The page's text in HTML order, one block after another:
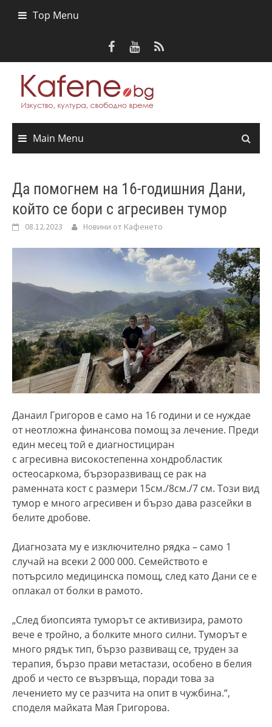
Top Menu
Main Menu
Да помогнем на 16-годишния Дани,
който се бори с агресивен тумор
08.12.2023 Новини от Кафенето
Данаил Григоров е само на 16 години и се нуждае
от неотложна финансова помощ за лечение. Преди
един месец той е диагностициран
с агресивна високостепенна хондробластик
остеосаркома, бързоразвиващ се рак на
раменната кост с размери 15см./8см./7 см. Този вид
тумор е много агресивен и бързо дава разсейки в
белите дробове.
Диагнозата му е изключително рядка – само 1
случай на всеки 2 000 000. Семейството е
потърсило медицинска помощ, след като Дани се е
оплакал от болки в рамото.
„След биопсията туморът се активизира, рамото
вече е тройно, а болките много силни. Туморът е
много рядък тип, бързо развиващ се, труден за
терапия, бързо прави метастази, особено в белия
дроб и често се възрвъща, поради това за
лечението му се разчита на опит в чужбина.“,
споделя майката Мая Григорова.